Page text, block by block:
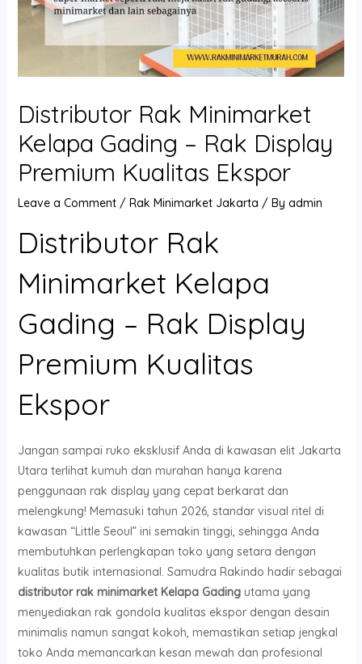
Distributor Rak Minimarket
Kelapa Gading – Rak Display
Premium Kualitas Ekspor
Leave a Comment / Rak Minimarket Jakarta / By admin
Distributor Rak
Minimarket Kelapa
Gading – Rak Display
Premium Kualitas
Ekspor
Jangan sampai ruko eksklusif Anda di kawasan elit Jakarta
Utara terlihat kumuh dan murahan hanya karena
penggunaan rak display yang cepat berkarat dan
melengkung! Memasuki tahun 2026, standar visual ritel di
kawasan “Little Seoul” ini semakin tinggi, sehingga Anda
membutuhkan perlengkapan toko yang setara dengan
kualitas butik internasional. Samudra Rakindo hadir sebagai
distributor rak minimarket Kelapa Gadingutama yang
menyediakan rak gondola kualitas ekspor dengan desain
minimalis namun sangat kokoh, memastikan setiap jengkal
toko Anda memancarkan kesan mewah dan profesional